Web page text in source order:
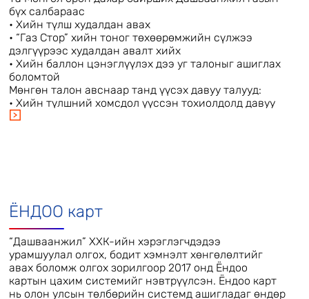
бүх салбараас
• Хийн түлш худалдан авах
• “Газ Стор” хийн тоног төхөөрөмжийн сүлжээ
дэлгүүрээс худалдан авалт хийх
• Хийн баллон цэнэглүүлэх дээ уг талоныг ашиглах
боломтой
Мөнгөн талон авснаар танд үүсэх давуу талууд:
• Хийн түлшний хомсдол үүссэн тохиолдолд давуу
эрхтэйгээр үйлчилгээ авах
дэлгүүрээс худалдан авалт хийх
• Хийн баллон цэнэглүүлэх зэрэгт ашиглах
боломжтой.
Мөнгөн талон авах хаяг:
Улаанбаатар хот, Баянгол дүүрэг, Москвагийн
гудамж - 40/1 Дашваанжил ХХК төв байр
ЁНДОО карт
“Дашваанжил” ХХК-ийн хэрэглэгчдэдээ
урамшуулал олгох, бодит хэмнэлт хөнгөлөлтийг
авах боломж олгох зорилгоор 2017 онд Ёндоо
картын цахим системийг нэвтрүүлсэн. Ёндоо карт
нь олон улсын төлбөрийн системд ашигладаг өндөр